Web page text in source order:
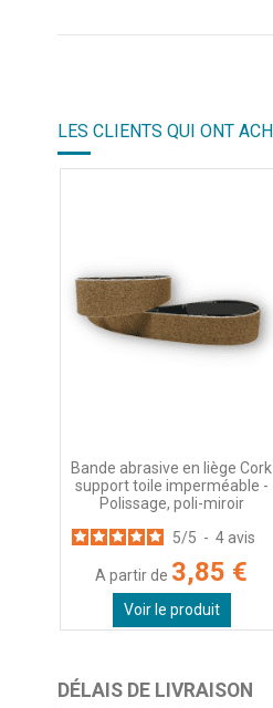
LES CLIENTS QUI ONT
Bande abrasive en liège Cork
support toile imperméable -
Polissage, poli-miroir
5/5 - 4 avis
A partir de 3,85 €
Voir le produit
DÉLAIS DE LIVRAISON